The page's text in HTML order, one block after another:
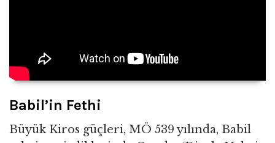
Babil’in Fethi
Büyük Kiros güçleri, MÖ 539 yılında, Babil